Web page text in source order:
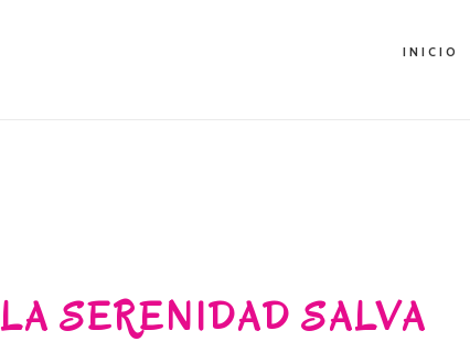
INICIO
LA SERENIDAD SALVA